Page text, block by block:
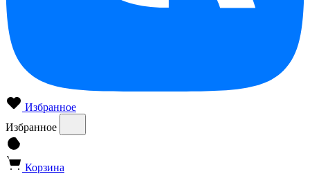
Избранное
Избранное
Корзина